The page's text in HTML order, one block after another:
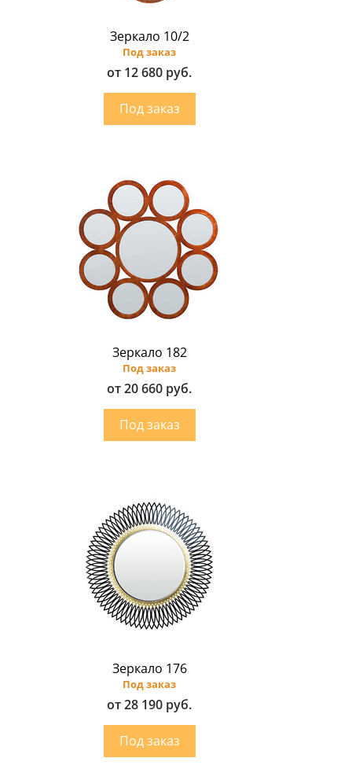
Зеркало 10/2
Под заказ
от 12 680 руб.
Зеркало 182
Под заказ
от 20 660 руб.
Зеркало 176
Под заказ
от 28 190 руб.